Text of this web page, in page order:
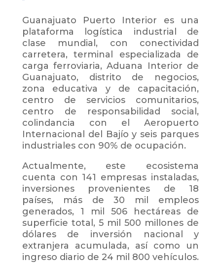
Guanajuato Puerto Interior es una
plataforma logística industrial de
clase mundial, con conectividad
carretera, terminal especializada de
carga ferroviaria, Aduana Interior de
Guanajuato, distrito de negocios,
zona educativa y de capacitación,
centro de servicios comunitarios,
centro de responsabilidad social,
colindancia con el Aeropuerto
Internacional del Bajío y seis parques
industriales con 90% de ocupación.
Actualmente, este ecosistema
cuenta con 141 empresas instaladas,
inversiones provenientes de 18
países, más de 30 mil empleos
generados, 1 mil 506 hectáreas de
superficie total, 5 mil 500 millones de
dólares de inversión nacional y
extranjera acumulada, así como un
ingreso diario de 24 mil 800 vehículos.